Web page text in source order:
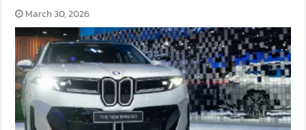
March 30, 2026